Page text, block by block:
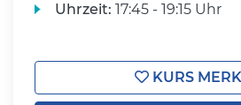
Uhrzeit: 17:45 - 19:15 Uhr
KURS